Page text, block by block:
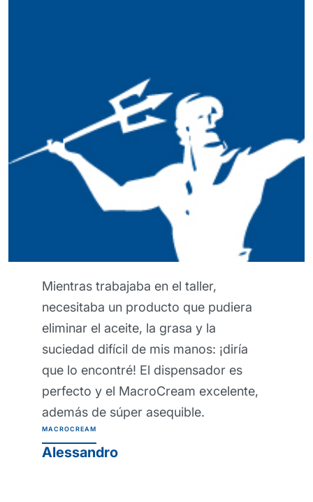
Esta crema barrera me pareció
realmente excepcional, porque puede
proteger mi piel incluso durante los
trabajos más pesados. ¡Mis manos
definitivamente han estado más
saludables desde que lo uso y
parecería imposible trabajar sin él
ahora! Crema protectora de barrera
profesional Protexsol